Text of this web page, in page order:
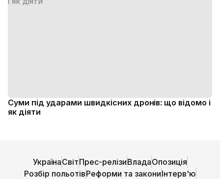
Суми під ударами швидкісних дронів: що відомо і
як діяти
УкраїнаСвітПрес-релізиВладаОпозиція
Розбір польотівРеформи та закониІнтерв'ю